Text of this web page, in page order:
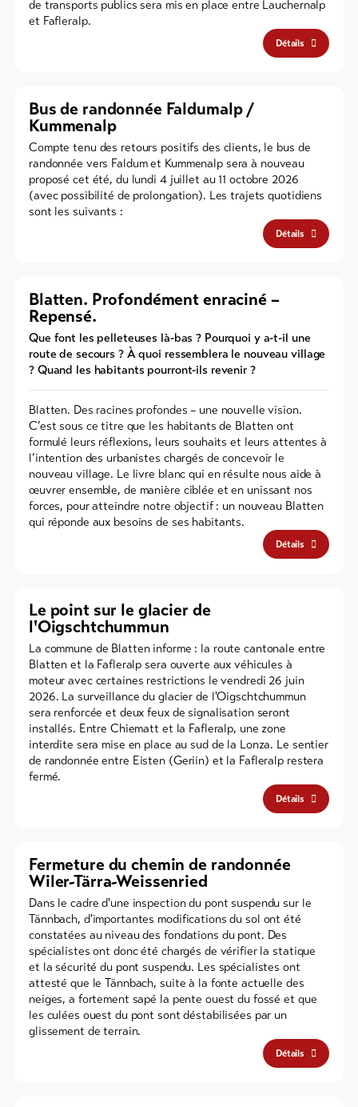
de transports publics sera mis en place entre Lauchernalp
et Fafleralp.
Détails
Bus de randonnée Faldumalp /
Kummenalp
Compte tenu des retours positifs des clients, le bus de
randonnée vers Faldum et Kummenalp sera à nouveau
proposé cet été, du lundi 4 juillet au 11 octobre 2026
(avec possibilité de prolongation). Les trajets quotidiens
sont les suivants :
Détails
Blatten. Profondément enraciné –
Repensé.
Que font les pelleteuses là-bas ? Pourquoi y a-t-il une
route de secours ? À quoi ressemblera le nouveau village
? Quand les habitants pourront-ils revenir ?
Blatten. Des racines profondes – une nouvelle vision.
C’est sous ce titre que les habitants de Blatten ont
formulé leurs réflexions, leurs souhaits et leurs attentes à
l’intention des urbanistes chargés de concevoir le
nouveau village. Le livre blanc qui en résulte nous aide à
œuvrer ensemble, de manière ciblée et en unissant nos
forces, pour atteindre notre objectif : un nouveau Blatten
qui réponde aux besoins de ses habitants.
Détails
Le point sur le glacier de
l'Oigschtchummun
La commune de Blatten informe : la route cantonale entre
Blatten et la Fafleralp sera ouverte aux véhicules à
moteur avec certaines restrictions le vendredi 26 juin
2026. La surveillance du glacier de l'Oigschtchummun
sera renforcée et deux feux de signalisation seront
installés. Entre Chiematt et la Fafleralp, une zone
interdite sera mise en place au sud de la Lonza. Le sentier
de randonnée entre Eisten (Geriin) et la Fafleralp restera
fermé.
Détails
Fermeture du chemin de randonnée
Wiler-Tärra-Weissenried
Dans le cadre d'une inspection du pont suspendu sur le
Tännbach, d'importantes modifications du sol ont été
constatées au niveau des fondations du pont. Des
spécialistes ont donc été chargés de vérifier la statique
et la sécurité du pont suspendu. Les spécialistes ont
attesté que le Tännbach, suite à la fonte actuelle des
neiges, a fortement sapé la pente ouest du fossé et que
les culées ouest du pont sont déstabilisées par un
glissement de terrain.
Détails